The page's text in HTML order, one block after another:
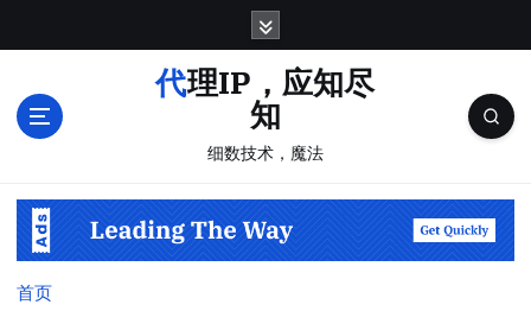
代理IP，应知尽
知
细数技术，魔法
首页